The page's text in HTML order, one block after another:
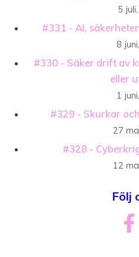
5
#331 - AI,
8
#330 - Säker drift av
eller
1
#329 - Skurkar
27
#328 -
12
Följ